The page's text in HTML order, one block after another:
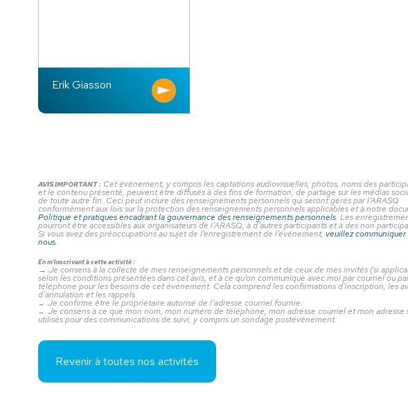
Erik Giasson
AVIS IMPORTANT : Cet événement, y compris les captations audiovisuelles, photos, noms des
et le contenu présenté, peuvent être diffusés à des fins de formation, de partage sur les médias
de toute autre fin. Ceci peut inclure des renseignements personnels qui seront gérés par l’ARASQ
conformément aux lois sur la protection des renseignements personnels applicables et à notre
Politique et pratiques encadrant la gouvernance des renseignements personnels. Les
pourront être accessibles aux organisateurs de l’ARASQ, à d’autres participants et à des non
Si vous avez des préoccupations au sujet de l’enregistrement de l’événement,veuillez communiquer
nous.
En m’inscrivant à cette activité :
→Je consens à la collecte de mes renseignements personnels et de ceux de mes invités (si
selon les conditions présentées dans cet avis, et à ce qu’on communique avec moi par courriel ou
téléphone pour les besoins de cet événement. Cela comprend les confirmations d’inscription, les
d’annulation et les rappels.
→ Je confirme être le propriétaire autorisé de l’adresse courriel fournie.
→ Je consens à ce que mon nom, mon numéro de téléphone, mon adresse courriel et mon adresse
utilisés pour des communications de suivi, y compris un sondage postévénement.
Revenir à toutes nos activités